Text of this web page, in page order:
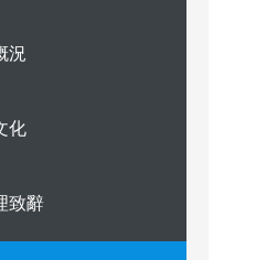
況
化
致辭